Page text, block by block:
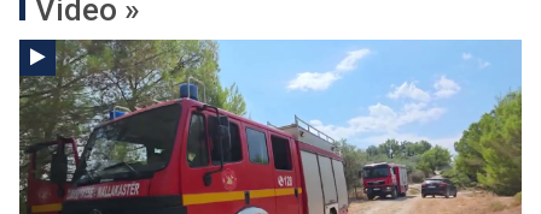
Video »